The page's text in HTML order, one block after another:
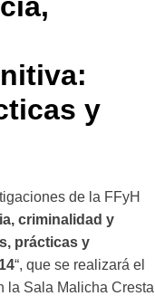
y
de la FFyH
criminalidad y
prácticas y
“, que se realizará el
la Sala Malicha Cresta